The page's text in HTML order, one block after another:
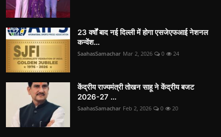
23 वर्षों बाद नई दिल्ली में होगा एसजेएफआई नेशनल
कन्वेंश...
SaahasSamachar Mar 2, 2026 0 24
केंद्रीय राज्यमंत्री तोखन साहू ने केंद्रीय बजट
2026-27 ...
SaahasSamachar Feb 2, 2026 0 20